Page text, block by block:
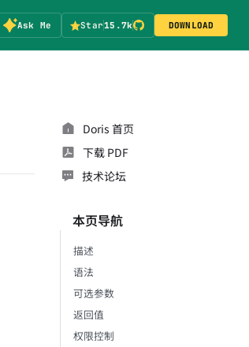
Ask Me Star15.7k DOWNLOAD
Doris 首页
下载 PDF
技术论坛
本页导航
描述
语法
可选参数
返回值
权限控制